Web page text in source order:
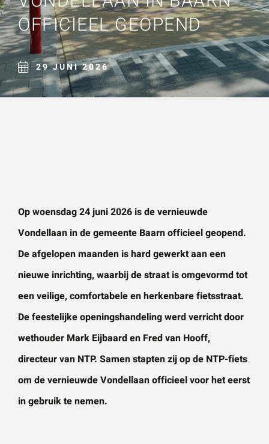
Naam
E-mailadres*
Wat is 5 + 5?*
VERSTUUR JE AANVRAAG
ZOEKEN
Gebruik het
contactform
ulier voor je
vragen en
opmerkingen
met één van
onze
vestigingen.
Naam*
OFFICIEEL GEOPEND
29 JUNI 2026
Op woensdag 24 juni 2026 is de vernieuwde
Vondellaan in degemeente Baarnofficieel geopend.
De afgelopen maanden is hard gewerkt aan een
nieuwe inrichting, waarbij de straat is omgevormd tot
een veilige, comfortabele en herkenbare fietsstraat.
De feestelijke openingshandeling werd verricht door
wethouder Mark Eijbaard en Fred van Hooff,
directeur van NTP. Samen stapten zij op de NTP-fiets
om de vernieuwde Vondellaan officieel voor het eerst
in gebruik te nemen.